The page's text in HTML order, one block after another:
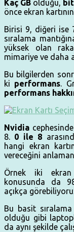
Kaç GB olduğu, bit
önce ekran
Birisi 9, diğeri ise
sıralama
yüksek olan
mimariye ve daha
Bu bilgilerden
ki performans.
performans
Nvidia
8. 0 ile 8
hangi ekran
vereceğini
Örnek iki ekran
konusunda da
açıkça
Bu basit
olduğu gibi
da aynı şekilde